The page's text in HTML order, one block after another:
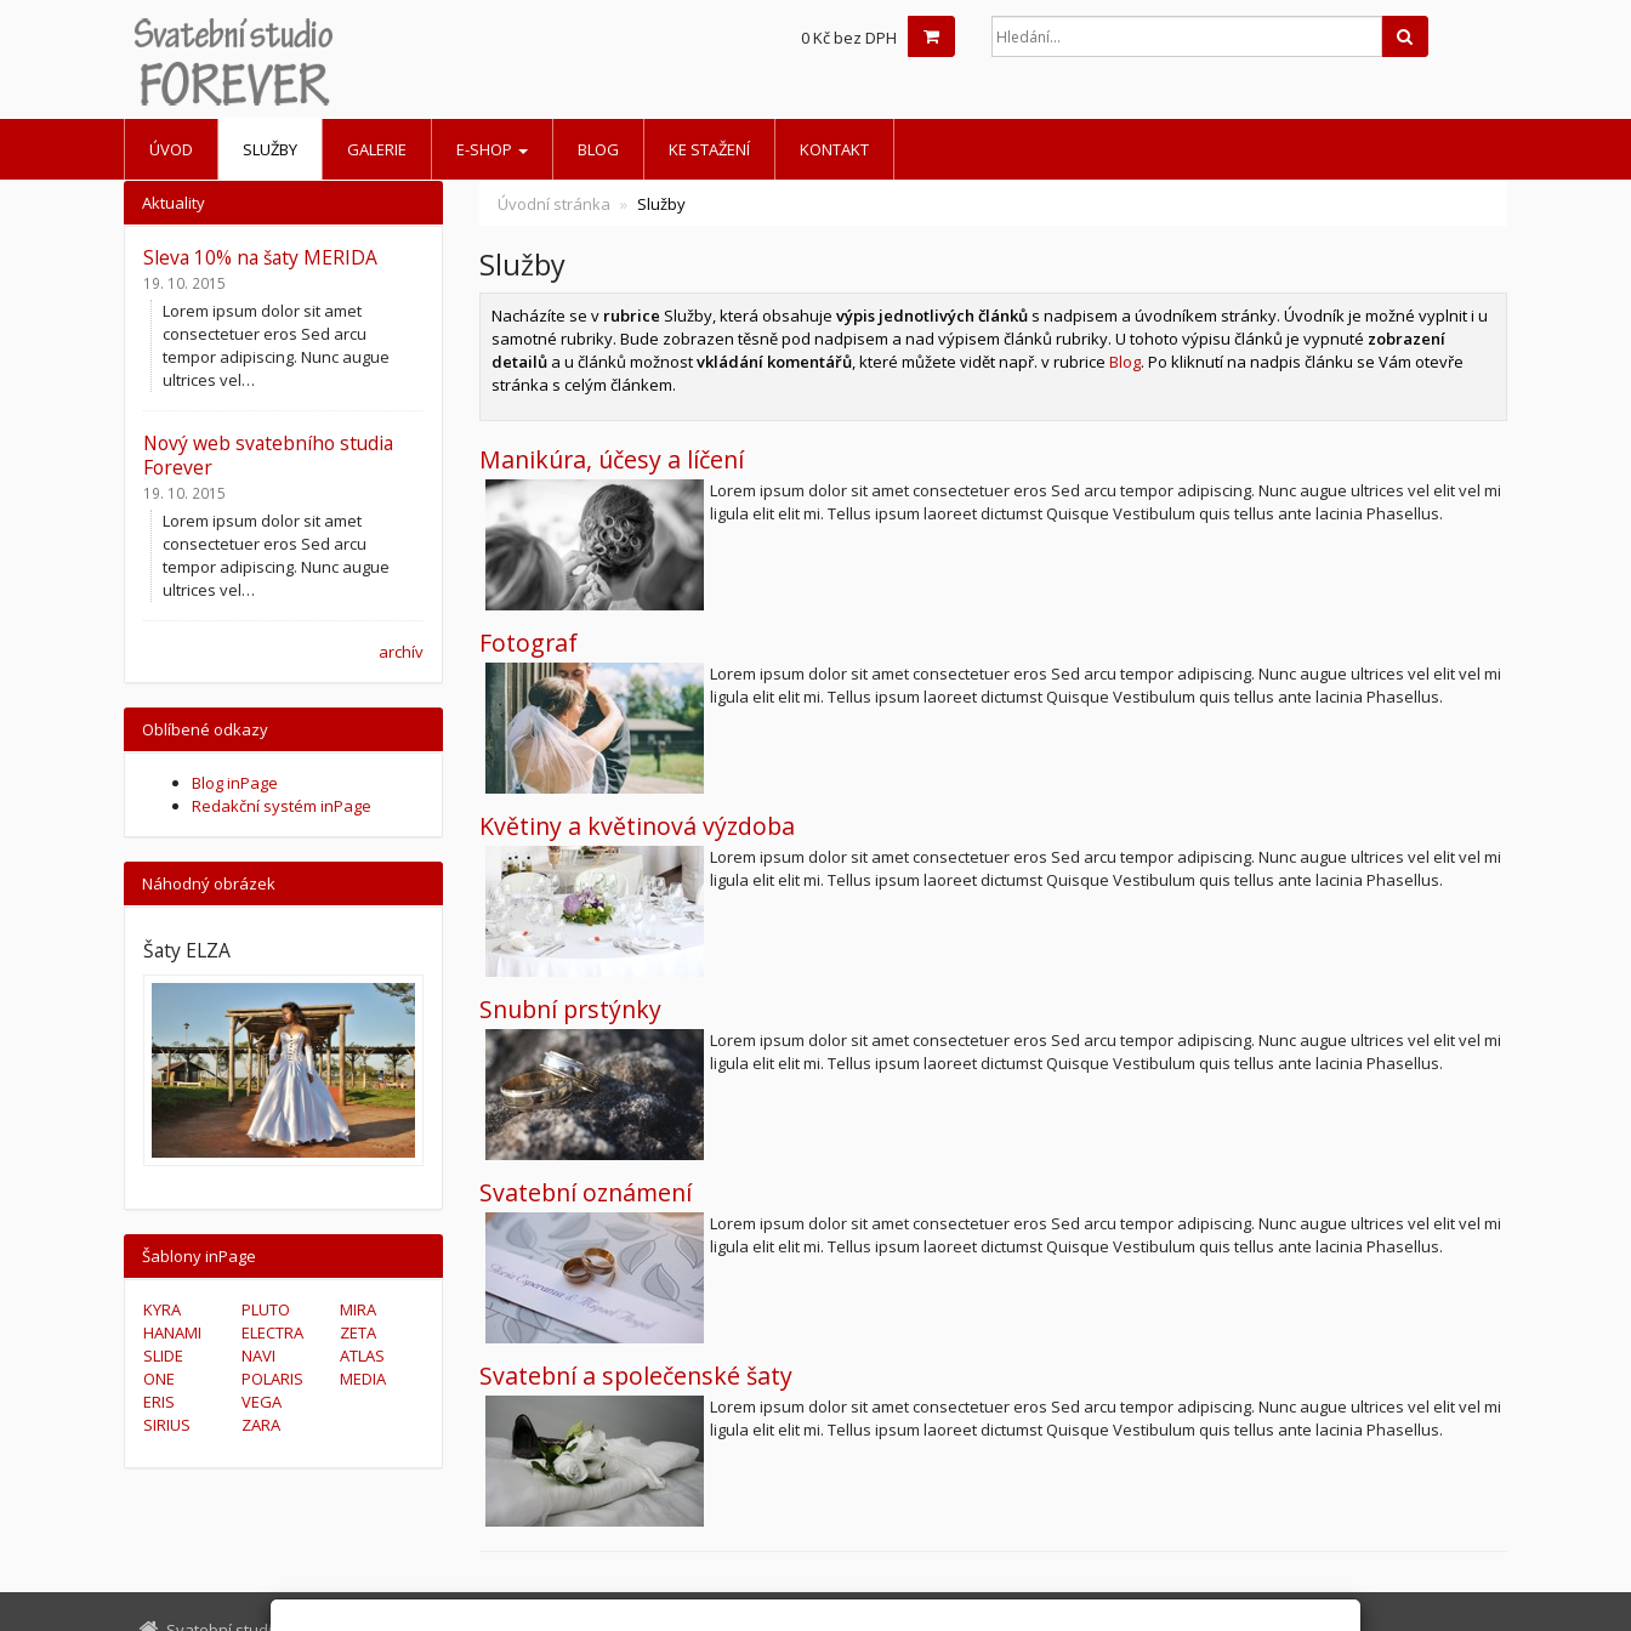
0 Kč bez DPH
ÚVOD SLUŽBY GALERIE E-SHOP BLOG KE STAŽENÍ KONTAKT
Úvodní stránka Služby
Služby
Nacházíte se v rubrice Služby, která obsahuje výpis jednotlivých článkůs nadpisem a úvodníkem stránky. Úvodník je možné vyplnit i u
samotné rubriky. Bude zobrazen těsně pod nadpisem a nad výpisem článků rubriky. U tohoto výpisu článků je vypnuté zobrazení
detailůa u článků možnostvkládání komentářů, které můžete vidět např. v rubrice Blog. Po kliknutí na nadpis článku se Vám otevře
stránka s celým článkem.
Manikúra, účesy a líčení
Lorem ipsum dolor sit amet consectetuer eros Sed arcu tempor adipiscing. Nunc augue ultrices vel elit vel mi
ligula elit elit mi. Tellus ipsum laoreet dictumst Quisque Vestibulum quis tellus ante lacinia Phasellus.
Fotograf
Lorem ipsum dolor sit amet consectetuer eros Sed arcu tempor adipiscing. Nunc augue ultrices vel elit vel mi
ligula elit elit mi. Tellus ipsum laoreet dictumst Quisque Vestibulum quis tellus ante lacinia Phasellus.
Květiny a květinová výzdoba
Lorem ipsum dolor sit amet consectetuer eros Sed arcu tempor adipiscing. Nunc augue ultrices vel elit vel mi
ligula elit elit mi. Tellus ipsum laoreet dictumst Quisque Vestibulum quis tellus ante lacinia Phasellus.
Snubní prstýnky
Lorem ipsum dolor sit amet consectetuer eros Sed arcu tempor adipiscing. Nunc augue ultrices vel elit vel mi
ligula elit elit mi. Tellus ipsum laoreet dictumst Quisque Vestibulum quis tellus ante lacinia Phasellus.
Svatební oznámení
Lorem ipsum dolor sit amet consectetuer eros Sed arcu tempor adipiscing. Nunc augue ultrices vel elit vel mi
ligula elit elit mi. Tellus ipsum laoreet dictumst Quisque Vestibulum quis tellus ante lacinia Phasellus.
Svatební a společenské šaty
Lorem ipsum dolor sit amet consectetuer eros Sed arcu tempor adipiscing. Nunc augue ultrices vel elit vel mi
ligula elit elit mi. Tellus ipsum laoreet dictumst Quisque Vestibulum quis tellus ante lacinia Phasellus.
Aktuality
Sleva 10% na šaty MERIDA
19. 10. 2015
Lorem ipsum dolor sit amet
consectetuer eros Sed arcu
tempor adipiscing. Nunc augue
ultrices vel…
Nový web svatebního studia
Forever
19. 10. 2015
Lorem ipsum dolor sit amet
consectetuer eros Sed arcu
tempor adipiscing. Nunc augue
ultrices vel…
archív
Oblíbené odkazy
Blog inPage
Redakční systém inPage
Náhodný obrázek
Šaty ELZA
Šablony inPage
KYRA
HANAMI
SLIDE
ONE
ERIS
SIRIUS
PLUTO
ELECTRA
NAVI
POLARIS
VEGA
ZARA
MIRA
ZETA
ATLAS
MEDIA